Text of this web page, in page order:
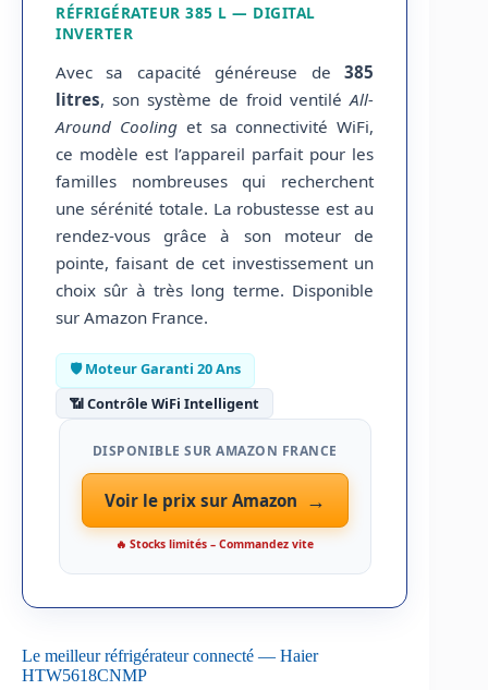
RÉFRIGÉRATEUR 385 L — DIGITAL
INVERTER
Avec sa capacité généreuse de385
litres, son système de froid ventiléAll-
Around Coolinget sa connectivité WiFi,
ce modèle est l’appareil parfait pour les
familles nombreuses qui recherchent
une sérénité totale. La robustesse est au
rendez-vous grâce à son moteur de
pointe, faisant de cet investissement un
choix sûr à très long terme. Disponible
sur Amazon France.
🛡️ Moteur Garanti 20 Ans
📶 Contrôle WiFi Intelligent
DISPONIBLE SUR AMAZON FRANCE
Voir le prix sur Amazon →
🔥 Stocks limités – Commandez vite
Le meilleur réfrigérateur connecté — Haier
HTW5618CNMP